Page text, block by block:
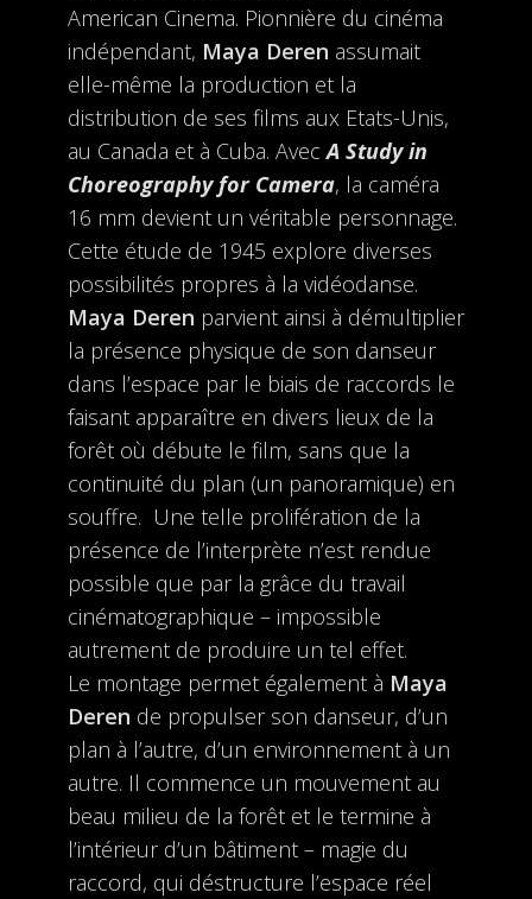
American Cinema. Pionnière du cinéma
indépendant, Maya Deren assumait
elle-même la production et la
distribution de ses films aux Etats-Unis,
au Canada et à Cuba. AvecA Study in
Choreography for Camera, la caméra
16 mm devient un véritable personnage.
Cette étude de 1945 explore diverses
possibilités propres à la vidéodanse.
Maya Deren parvient ainsi à démultiplier
la présence physique de son danseur
dans l’espace par le biais de raccords le
faisant apparaître en divers lieux de la
forêt où débute le film, sans que la
continuité du plan (un panoramique) en
souffre. Une telle prolifération de la
présence de l’interprète n’est rendue
possible que par la grâce du travail
cinématographique – impossible
autrement de produire un tel effet.
Le montage permet également à Maya
Deren de propulser son danseur, d’un
plan à l’autre, d’un environnement à un
autre. Il commence un mouvement au
beau milieu de la forêt et le termine à
l’intérieur d’un bâtiment – magie du
raccord, qui déstructure l’espace réel